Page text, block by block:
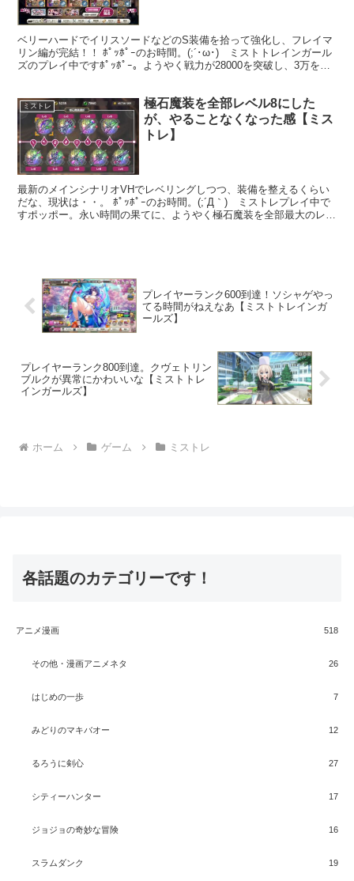
ベリーハードでイリスソードなどのS装備を拾って強化し、フレイマ
リン編が完結！！ ﾎﾟｯﾎﾟｰのお時間。(;´･ω･) ミストトレインガール
ズのプレイ中ですﾎﾟｯﾎﾟｰ。ようやく戦力が28000を突破し、3万をう
ミストレ
極石魔装を全部レベル8にした
が、やることなくなった感【ミス
トレ】
最新のメインシナリオVHでレベリングしつつ、装備を整えるくらい
だな、現状は・・。 ﾎﾟｯﾎﾟｰのお時間。(;´Д｀) ミストレプレイ中で
すポッポー。永い時間の果てに、ようやく極石魔装を全部最大のレベ
プレイヤーランク600到達！ソシャゲやっ
てる時間がねえなあ【ミストトレインガ
ールズ】
プレイヤーランク800到達。クヴェトリン
ブルクが異常にかわいいな【ミストトレ
インガールズ】
ホーム ゲーム ミストレ
各話題のカテゴリーです！
アニメ漫画 518
その他・漫画アニメネタ 26
はじめの一歩 7
みどりのマキバオー 12
るろうに剣心 27
シティーハンター 17
ジョジョの奇妙な冒険 16
スラムダンク 19